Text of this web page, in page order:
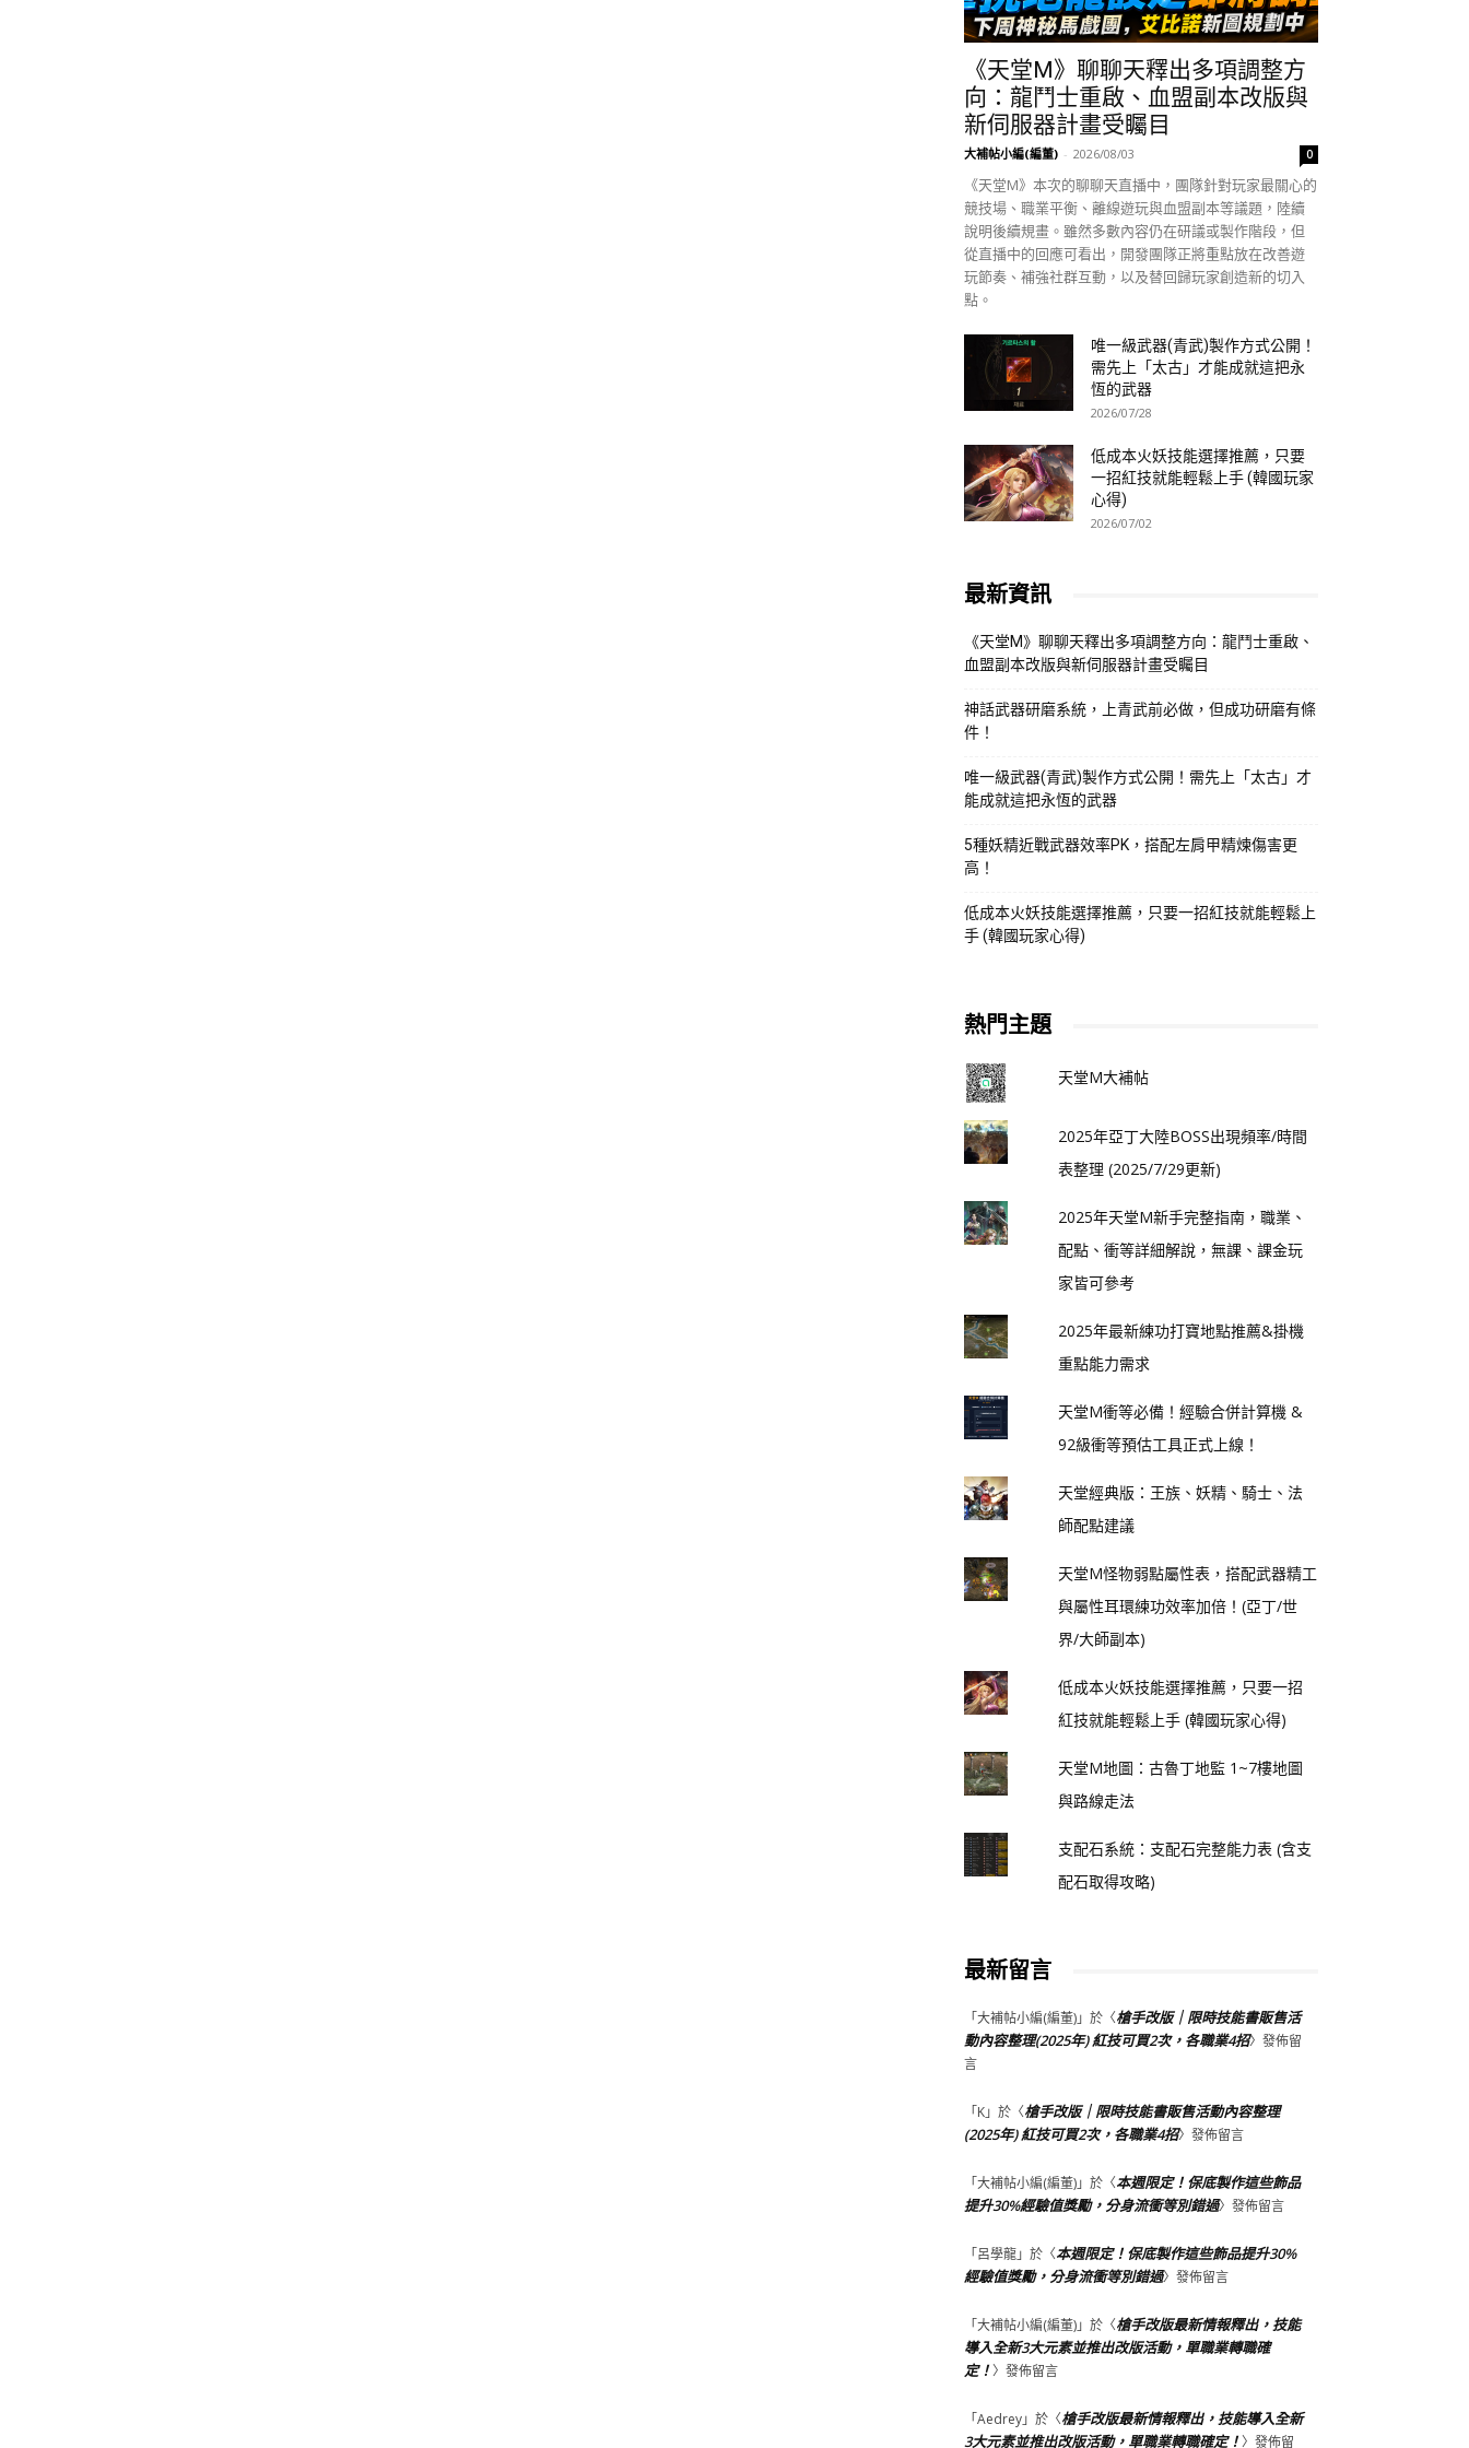
《天堂M》聊聊天釋出多項調整方
向：龍鬥士重啟、血盟副本改版與
新伺服器計畫受矚目
大補帖小編(編董) - 2026/08/03 0
《天堂M》本次的聊聊天直播中，團隊針對玩家最關心的
競技場、職業平衡、離線遊玩與血盟副本等議題，陸續
說明後續規畫。雖然多數內容仍在研議或製作階段，但
從直播中的回應可看出，開發團隊正將重點放在改善遊
玩節奏、補強社群互動，以及替回歸玩家創造新的切入
點。
唯一級武器(青武)製作方式公開！
需先上「太古」才能成就這把永
恆的武器
2026/07/28
低成本火妖技能選擇推薦，只要
一招紅技就能輕鬆上手 (韓國玩家
心得)
2026/07/02
最新資訊
《天堂M》聊聊天釋出多項調整方向：龍鬥士重啟、
血盟副本改版與新伺服器計畫受矚目
神話武器研磨系統，上青武前必做，但成功研磨有條
件！
唯一級武器(青武)製作方式公開！需先上「太古」才
能成就這把永恆的武器
5種妖精近戰武器效率PK，搭配左肩甲精煉傷害更
高！
低成本火妖技能選擇推薦，只要一招紅技就能輕鬆上
手 (韓國玩家心得)
熱門主題
天堂M大補帖
2025年亞丁大陸BOSS出現頻率/時間
表整理 (2025/7/29更新)
2025年天堂M新手完整指南，職業、
配點、衝等詳細解說，無課、課金玩
家皆可參考
2025年最新練功打寶地點推薦&掛機
重點能力需求
天堂M衝等必備！經驗合併計算機 &
92級衝等預估工具正式上線！
天堂經典版：王族、妖精、騎士、法
師配點建議
天堂M怪物弱點屬性表，搭配武器精工
與屬性耳環練功效率加倍！(亞丁/世
界/大師副本)
低成本火妖技能選擇推薦，只要一招
紅技就能輕鬆上手 (韓國玩家心得)
天堂M地圖：古魯丁地監 1~7樓地圖
與路線走法
支配石系統：支配石完整能力表 (含支
配石取得攻略)
最新留言
「大補帖小編(編董)」於〈槍手改版｜限時技能書販售活
動內容整理(2025年) 紅技可買2次，各職業4招〉發佈留
言
「K」於〈槍手改版｜限時技能書販售活動內容整理
(2025年) 紅技可買2次，各職業4招〉發佈留言
「大補帖小編(編董)」於〈本週限定！保底製作這些飾品
提升30%經驗值獎勵，分身流衝等別錯過〉發佈留言
「呂學龍」於〈本週限定！保底製作這些飾品提升30%
經驗值獎勵，分身流衝等別錯過〉發佈留言
「大補帖小編(編董)」於〈槍手改版最新情報釋出，技能
導入全新3大元素並推出改版活動，單職業轉職確
定！〉發佈留言
「Aedrey」於〈槍手改版最新情報釋出，技能導入全新
3大元素並推出改版活動，單職業轉職確定！〉發佈留